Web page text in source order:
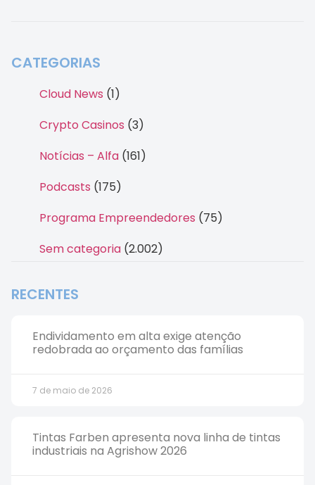
CATEGORIAS
Cloud News (1)
Crypto Casinos (3)
Notícias – Alfa (161)
Podcasts (175)
Programa Empreendedores (75)
Sem categoria (2.002)
RECENTES
Endividamento em alta exige atenção
redobrada ao orçamento das famílias
7 de maio de 2026
Tintas Farben apresenta nova linha de tintas
industriais na Agrishow 2026